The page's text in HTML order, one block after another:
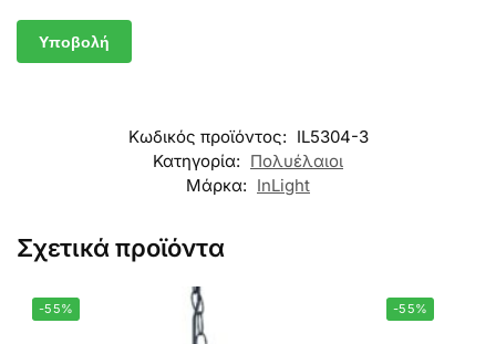
Κωδικός προϊόντος: IL5304-3
Κατηγορία: Πολυέλαιοι
Μάρκα: InLight
Σχετικά προϊόντα
-55% -55%